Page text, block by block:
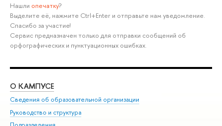
Нашли опечатку?
Выделите её, нажмите Ctrl+Enter и отправьте нам уведомление.
Спасибо за участие!
Сервис предназначен только для отправки сообщений об
орфографических и пунктуационных ошибках.
О КАМПУСЕ
Сведения об образовательной организации
Руководство и структура